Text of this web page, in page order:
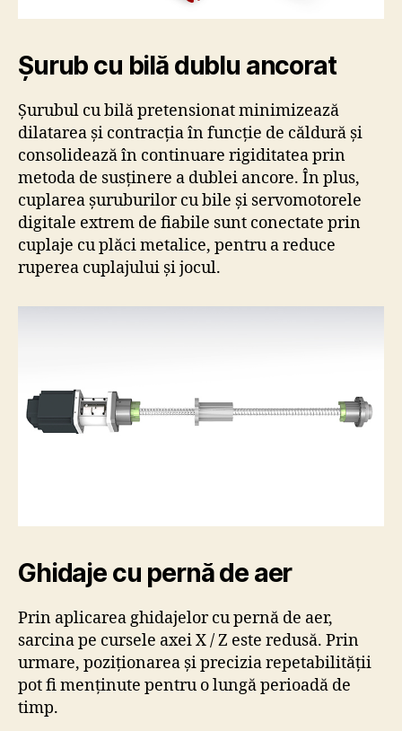
Șurub cu bilă dublu ancorat
Șurubul cu bilă pretensionat minimizează
dilatarea și contracția în funcție de căldură și
consolidează în continuare rigiditatea prin
metoda de susținere a dublei ancore. În plus,
cuplarea șuruburilor cu bile și servomotorele
digitale extrem de fiabile sunt conectate prin
cuplaje cu plăci metalice, pentru a reduce
ruperea cuplajului și jocul.
Ghidaje cu pernă de aer
Prin aplicarea ghidajelor cu pernă de aer,
sarcina pe cursele axei X / Z este redusă. Prin
urmare, poziționarea și precizia repetabilității
pot fi menținute pentru o lungă perioadă de
timp.